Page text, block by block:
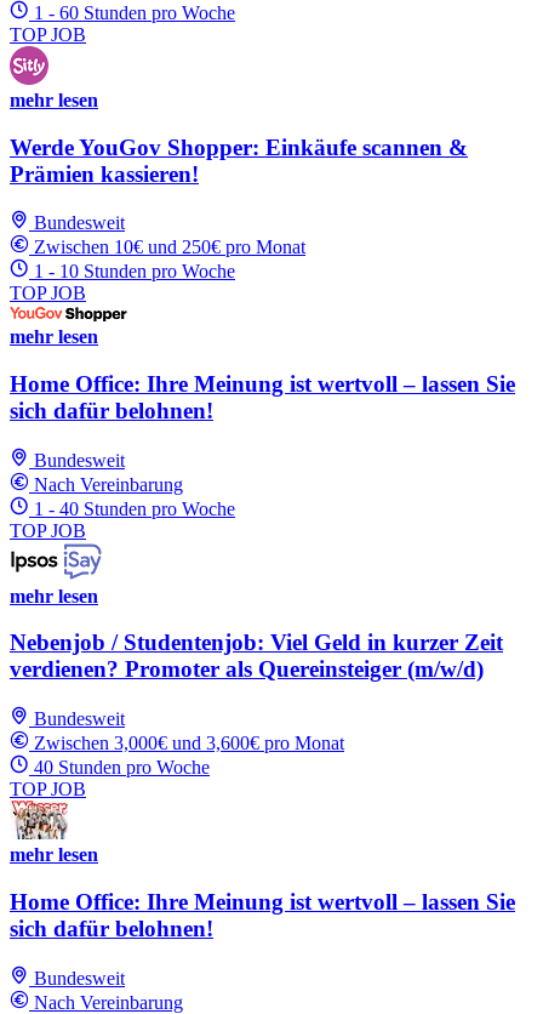
1 - 60 Stunden pro Woche
TOP JOB
mehr lesen
Werde YouGov Shopper: Einkäufe scannen &
Prämien kassieren!
Bundesweit
Zwischen 10€ und 250€ pro Monat
1 - 10 Stunden pro Woche
TOP JOB
mehr lesen
Home Office: Ihre Meinung ist wertvoll – lassen Sie
sich dafür belohnen!
Bundesweit
Nach Vereinbarung
1 - 40 Stunden pro Woche
TOP JOB
mehr lesen
Nebenjob / Studentenjob: Viel Geld in kurzer Zeit
verdienen? Promoter als Quereinsteiger (m/w/d)
Bundesweit
Zwischen 3,000€ und 3,600€ pro Monat
40 Stunden pro Woche
TOP JOB
mehr lesen
Home Office: Ihre Meinung ist wertvoll – lassen Sie
sich dafür belohnen!
Bundesweit
Nach Vereinbarung